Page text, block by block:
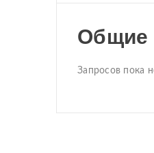
Общие
Запросов пока